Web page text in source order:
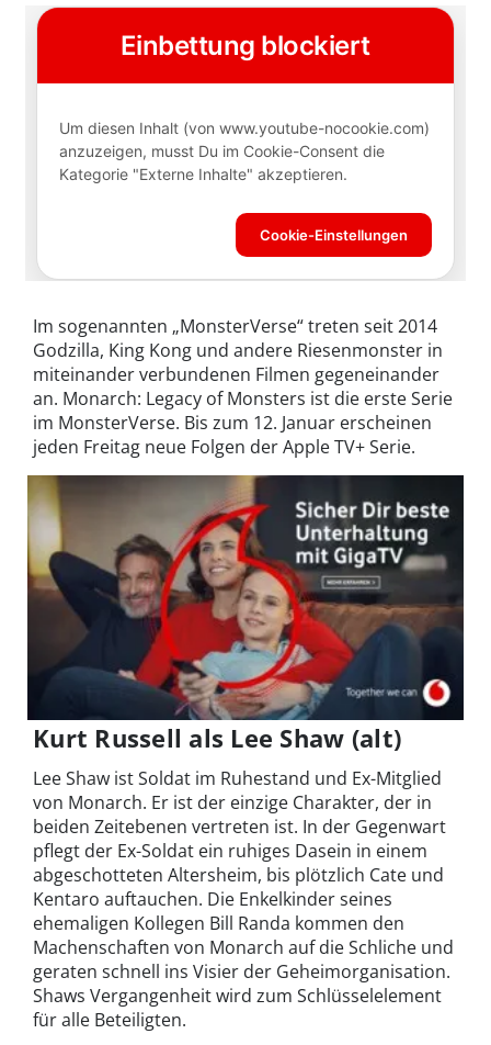
Im sogenannten „MonsterVerse“ treten seit 2014
Godzilla, King Kong und andere Riesenmonster in
miteinander verbundenen Filmen gegeneinander
an. Monarch: Legacy of Monsters ist die erste Serie
im MonsterVerse. Bis zum 12. Januar erscheinen
jeden Freitag neue Folgen der Apple TV+ Serie.
Kurt Russell als Lee Shaw (alt)
Lee Shaw ist Soldat im Ruhestand und Ex-Mitglied
von Monarch. Er ist der einzige Charakter, der in
beiden Zeitebenen vertreten ist. In der Gegenwart
pflegt der Ex-Soldat ein ruhiges Dasein in einem
abgeschotteten Altersheim, bis plötzlich Cate und
Kentaro auftauchen. Die Enkelkinder seines
ehemaligen Kollegen Bill Randa kommen den
Machenschaften von Monarch auf die Schliche und
geraten schnell ins Visier der Geheimorganisation.
Shaws Vergangenheit wird zum Schlüsselelement
für alle Beteiligten.